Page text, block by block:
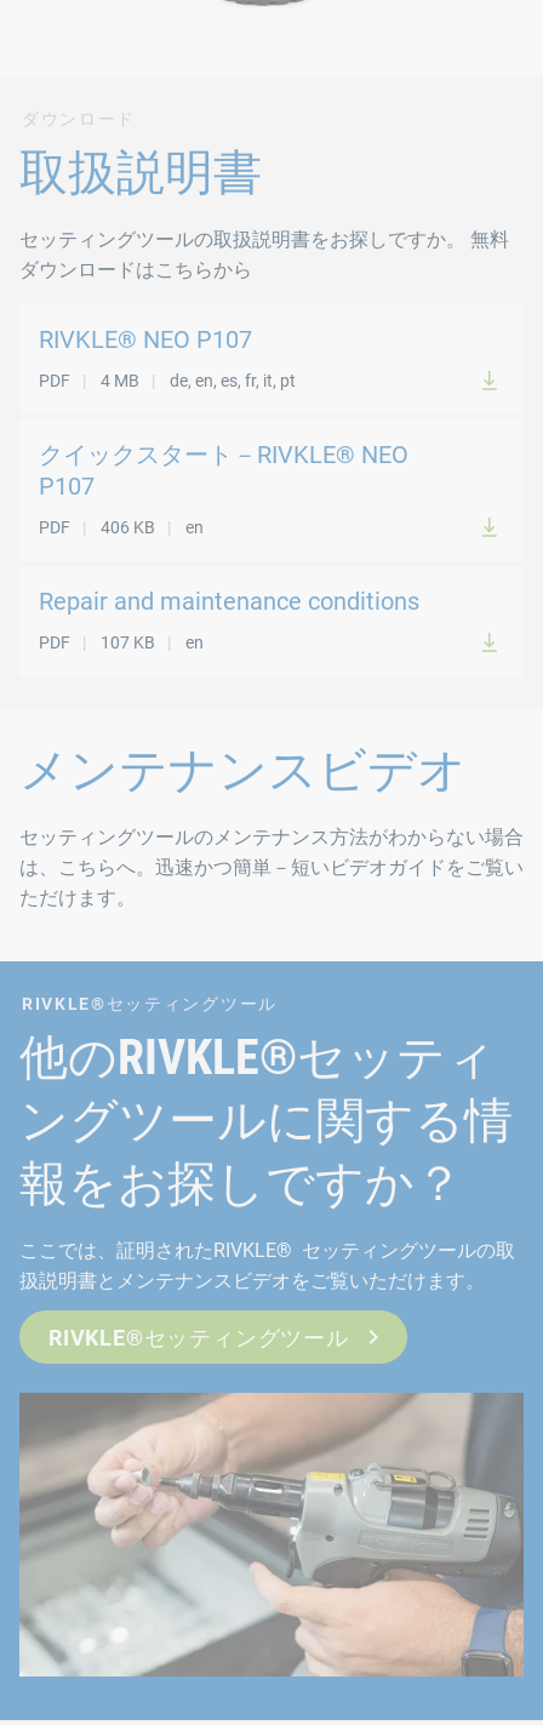
ダウンロード
取扱説明書
セッティングツールの取扱説明書をお探しですか。 無料
ダウンロードはこちらから
RIVKLE® NEO P107
PDF 4 MB de, en, es, fr, it, pt
クイックスタート－RIVKLE® NEO
P107
PDF 406 KB en
Repair and maintenance conditions
PDF 107 KB en
メンテナンスビデオ
セッティングツールのメンテナンス方法がわからない場合
は、こちらへ。迅速かつ簡単－短いビデオガイドをご覧い
ただけます。
RIVKLE®セッティングツール
他のRIVKLE®セッティ
ングツールに関する情
報をお探しですか？
ここでは、証明されたRIVKLE® セッティングツールの取
扱説明書とメンテナンスビデオをご覧いただけます。
RIVKLE®セッティングツール